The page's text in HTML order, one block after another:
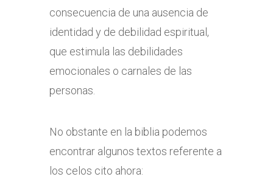
consecuencia de una ausencia de
identidad y de debilidad espiritual,
que estimula las debilidades
emocionales o carnales de las
personas.
No obstante en la biblia podemos
encontrar algunos textos referente a
los celos cito ahora: